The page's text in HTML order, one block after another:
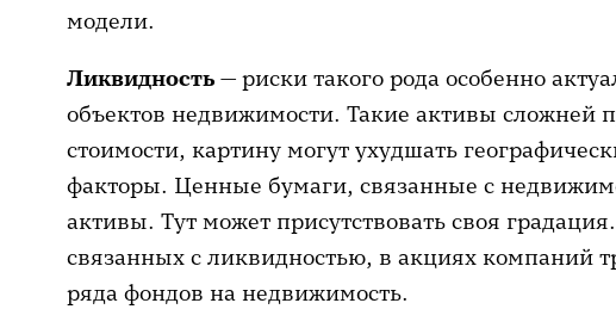
модели.
Ликвидность — риски такого рода особенно
объектов недвижимости. Такие активы сложней
стоимости, картину могут ухудшать
факторы. Ценные бумаги, связанные с
активы. Тут может присутствовать своя
связанных с ликвидностью, в акциях компаний
ряда фондов на недвижимость.